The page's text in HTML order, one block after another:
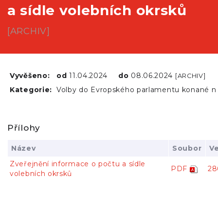
a sídle volebních okrsků
[ARCHIV]
Vyvěšeno: od11.04.2024 do 08.06.2024 [ARCHIV]
Kategorie: Volby do Evropského parlamentu konané n
Přílohy
Název Soubor
Zveřejnění informace o počtu a sídle
volebních okrsků
PDF